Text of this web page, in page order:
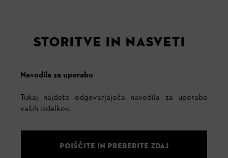
STORITVE IN NASVETI
Navodila za uporabo
Tukaj najdete odgovarjajoča navodila za uporabo
vaših izdelkov.
POIŠČITE IN PREBERITE ZDAJ